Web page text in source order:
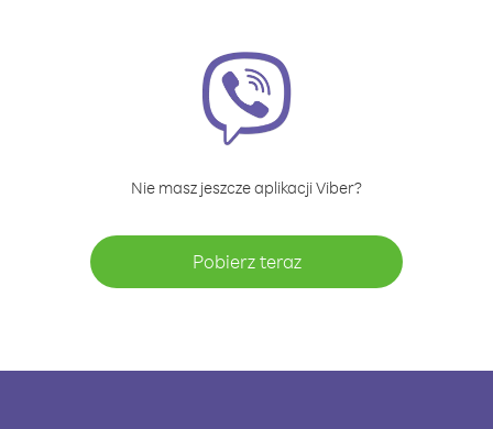
Nie masz jeszcze aplikacji Viber?
Pobierz teraz